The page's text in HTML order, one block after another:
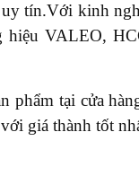
tín.Với kinh
hiệu VALEO,
phẩm tại cửa
giá thành tốt